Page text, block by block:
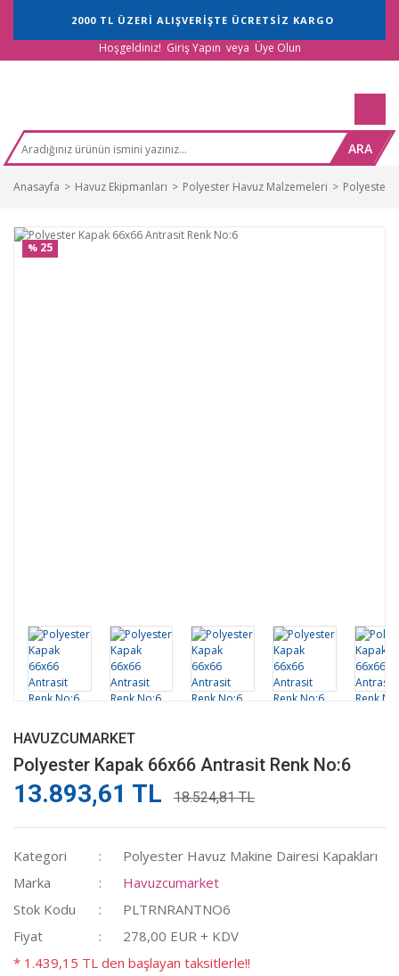
2000 TL ÜZERİ ALIŞVERİŞTE ÜCRETSİZ KARGO
Hoşgeldiniz! Giriş Yapın veya Üye Olun
ARA
Anasayfa Havuz Ekipmanları Polyester Havuz Malzemeleri Polyester
% 25
HAVUZCUMARKET
Polyester Kapak 66x66 Antrasit Renk No:6
13.893,61 TL 18.524,81 TL
Kategori
Polyester Havuz Makine Dairesi Kapakları
Marka
Havuzcumarket
Stok Kodu
PLTRNRANTNO6
Fiyat
278,00 EUR + KDV
* 1.439,15 TL den başlayan taksitlerle!!